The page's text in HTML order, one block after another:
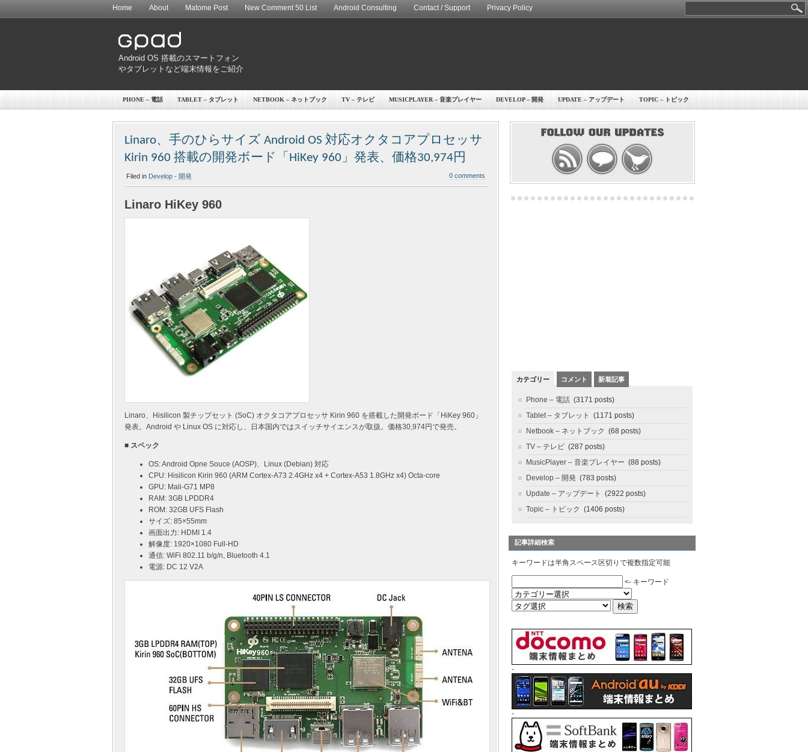
Home About Matome Post New Comment 50 List Android Consulting Contact / Support Privacy Policy
Android OS 搭載のスマートフォン
やタブレットなど端末情報をご紹介
PHONE – 電話 TABLET – タブレット NETBOOK – ネットブック TV – テレビ MUSICPLAYER – 音楽プレイヤー DEVELOP – 開発 UPDATE – アップデート TOPIC – トピック
Linaro、手のひらサイズ Android OS 対応オクタコアプロセッサ
Kirin 960 搭載の開発ボード「HiKey 960」発表、価格30,974円
Filed in Develop - 開発 0 comments
Linaro HiKey 960
Linaro、Hisilicon 製チップセット (SoC) オクタコアプロセッサ Kirin 960 を搭載した開発ボード「HiKey 960」
発表。Android や Linux OS に対応し、日本国内ではスイッチサイエンスが取扱。価格30,974円で発売。
■ スペック
OS: Android Opne Souce (AOSP)、Linux (Debian) 対応
CPU: Hisilicon Kirin 960 (ARM Cortex-A73 2.4GHz x4 + Cortex-A53 1.8GHz x4) Octa-core
GPU: Mali-G71 MP8
RAM: 3GB LPDDR4
ROM: 32GB UFS Flash
サイズ: 85×55mm
画面出力: HDMI 1.4
解像度: 1920×1080 Full-HD
通信: WiFi 802.11 b/g/n, Bluetooth 4.1
電源: DC 12 V2A
カテゴリー コメント 新着記事
Phone – 電話 (3171 posts)
Tablet – タブレット
(1171 posts)
Netbook – ネットブック (68 posts)
TV – テレビ (287 posts)
MusicPlayer – 音楽プレイヤー (88 posts)
Develop – 開発 (783 posts)
Update – アップデート
(2922 posts)
Topic – トピック (1406 posts)
記事詳細検索
キーワードは半角スペース区切りで複数指定可能
<- キーワード
-
-